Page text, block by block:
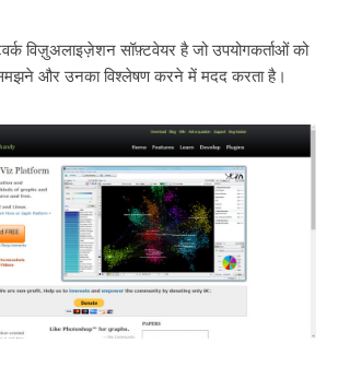
विज़ुअलाइज़ेशन सॉफ़्टवेयर है जो उपयोगकर्ताओं को
और उनका विश्लेषण करने में मदद करता है।